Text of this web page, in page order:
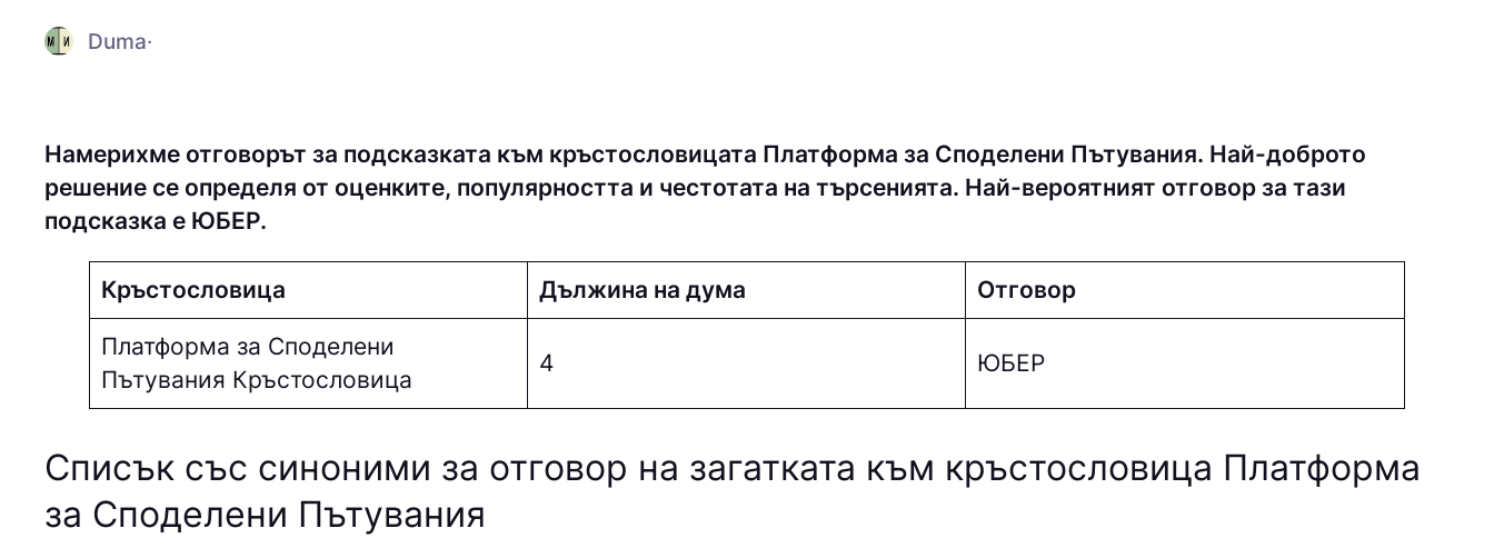
Duma·
Намерихме отговорът за подсказката към кръстословицата Платформа за Споделени Пътувания. Най-доброто
решение се определя от оценките, популярността и честотата на търсенията. Най-вероятният отговор за тази
подсказка е ЮБEP.
Кръстословица Дължина на дума Отговор
Платформа за Споделени
Пътувания Кръстословица
4 ЮБEP
Списък със синоними за отговор на загатката към кръстословица Платформа
за Споделени Пътувания